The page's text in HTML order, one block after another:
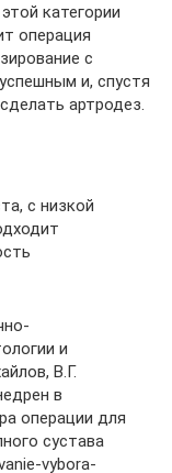
категории
операция
с
и, спустя
артродез.
с низкой
и
В.Г.
в
операции для
сустава
vybora-